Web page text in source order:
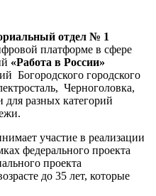
отдел № 1
платформе в сфере
«Работа в России»
Богородского городского
Черноголовка,
разных категорий
участие в реализации
федерального проекта
проекта
до 35 лет, которые